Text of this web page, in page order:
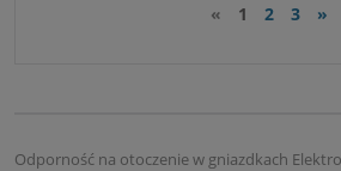
« 1 2 3 »
Odporność na otoczenie w gniazdkach